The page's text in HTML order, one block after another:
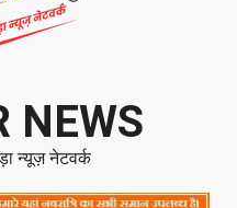
NEWS
न्यूज़ नेटवर्क